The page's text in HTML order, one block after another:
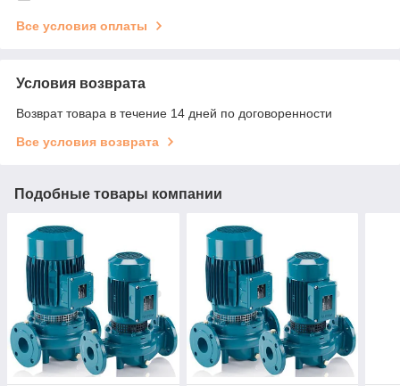
Все условия оплаты
Условия возврата
Возврат товара в течение 14 дней по договоренности
Все условия возврата
Подобные товары компании